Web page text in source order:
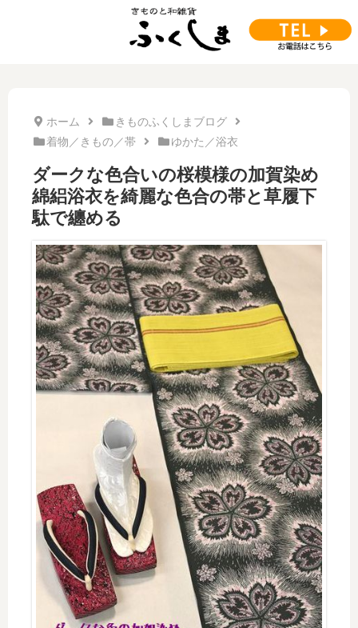
ホーム
きものふくしまブログ
着物／きもの／帯
ゆかた／浴衣
ダークな色合いの桜模様の加賀染め
綿絽浴衣を綺麗な色合の帯と草履下
駄で纏める